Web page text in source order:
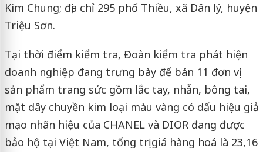
Kim Chung; địa chỉ 295 phố Thiều, xã Dân lý, huyện
Triệu Sơn.
Tại thời điểm kiểm tra, Đoàn kiểm tra phát hiện
doanh nghiệp đang trưng bày để bán 11 đơn vị
sản phẩm trang sức gồm lắc tay, nhẫn, bông tai,
mặt dây chuyền kim loại màu vàng có dấu hiệu giả
mạo nhãn hiệu của CHANEL và DIOR đang được
bảo hộ tại Việt Nam, tổng trị giá hàng hoá là 23,16